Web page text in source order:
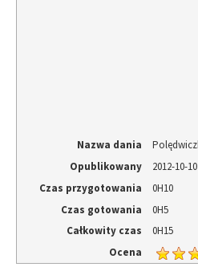
Nazwa dania
Opublikowany
2012-10-10
Czas przygotowania
0H10
Czas gotowania
0H5
Całkowity czas
0H15
Ocena